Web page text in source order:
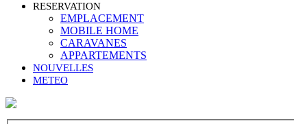
RESERVATION
EMPLACEMENT
MOBILE HOME
CARAVANES
APPARTEMENTS
NOUVELLES
METEO